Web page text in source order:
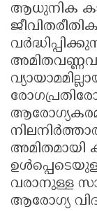
ആധുനിക
അമിതമായി
വരാനുള്ള
ആരോഗ്യ